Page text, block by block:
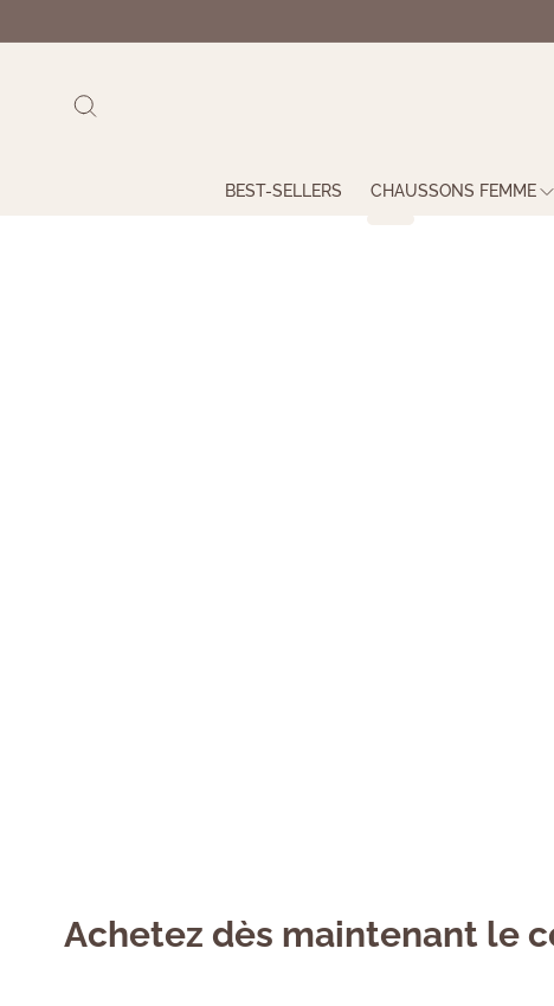
au
BEST-SELLERS CHAUSSONS FEMME
Achetez dès maintenant le